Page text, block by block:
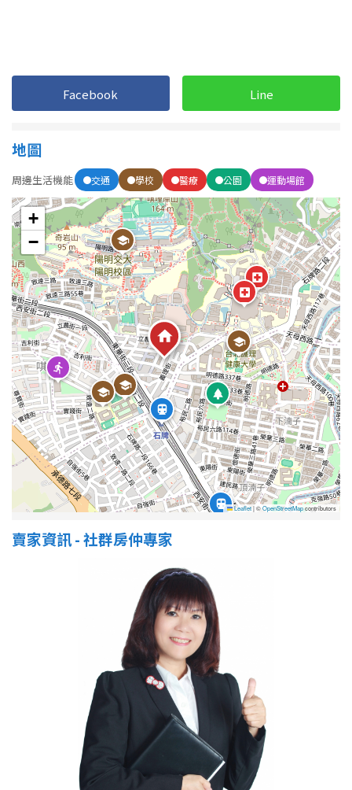
不拘
5 年以下
40 年以上
售價
Facebook Line
地圖
周邊生活機能 交通 學校 醫療 公園 運動場館
+
−
Leaflet|©OpenStreetMapcontributors
賣家資訊 - 社群房仲專家